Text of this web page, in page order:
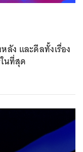
ลัง และดีลทั้งเรื่อง
นที่สุด